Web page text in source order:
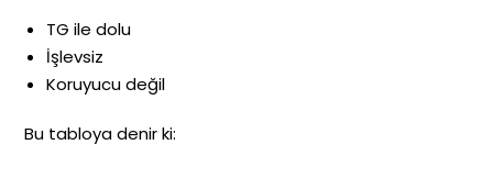
TG ile dolu
İşlevsiz
Koruyucu değil
Bu tabloya denir ki: